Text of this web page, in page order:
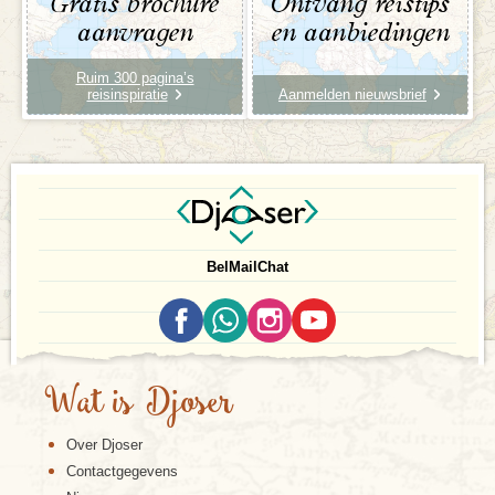
aanvragen
Ruim 300 pagina’s
reisinspiratie
en aanbiedingen
Aanmelden nieuwsbrief
BelMailChat
Wat is Djoser
Over Djoser
Contactgegevens